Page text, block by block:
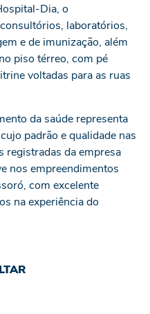
Dia, o
laboratórios,
e de imunização, além
piso térreo, com pé
voltadas para as ruas
da saúde representa
padrão e qualidade nas
registradas da empresa
nos empreendimentos
com excelente
na experiência do